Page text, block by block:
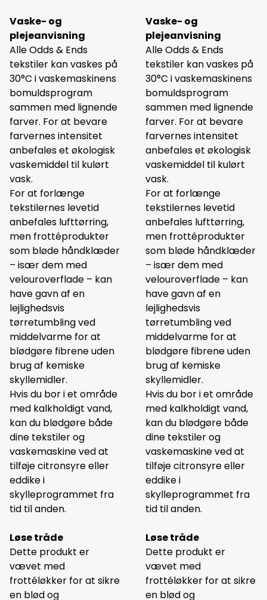
Vaske- og
plejeanvisning
Alle Odds & Ends
tekstiler kan vaskes på
30°C i vaskemaskinens
bomuldsprogram
sammen med lignende
farver. For at bevare
farvernes intensitet
anbefales et økologisk
vaskemiddel til kulørt
vask.
For at forlænge
tekstilernes levetid
anbefales lufttørring,
men frottéprodukter
som bløde håndklæder
– især dem med
velouroverflade – kan
have gavn af en
lejlighedsvis
tørretumbling ved
middelvarme for at
blødgøre fibrene uden
brug af kemiske
skyllemidler.
Hvis du bor i et område
med kalkholdigt vand,
kan du blødgøre både
dine tekstiler og
vaskemaskine ved at
tilføje citronsyre eller
eddike i
skylleprogrammet fra
tid til anden.
Løse tråde
Dette produkt er
vævet med
frottéløkker for at sikre
en blød og
Vaske- og
plejeanvisning
Alle Odds & Ends
tekstiler kan vaskes på
30°C i vaskemaskinens
bomuldsprogram
sammen med lignende
farver. For at bevare
farvernes intensitet
anbefales et økologisk
vaskemiddel til kulørt
vask.
For at forlænge
tekstilernes levetid
anbefales lufttørring,
men frottéprodukter
som bløde håndklæder
– især dem med
velouroverflade – kan
have gavn af en
lejlighedsvis
tørretumbling ved
middelvarme for at
blødgøre fibrene uden
brug af kemiske
skyllemidler.
Hvis du bor i et område
med kalkholdigt vand,
kan du blødgøre både
dine tekstiler og
vaskemaskine ved at
tilføje citronsyre eller
eddike i
skylleprogrammet fra
tid til anden.
Løse tråde
Dette produkt er
vævet med
frottéløkker for at sikre
en blød og